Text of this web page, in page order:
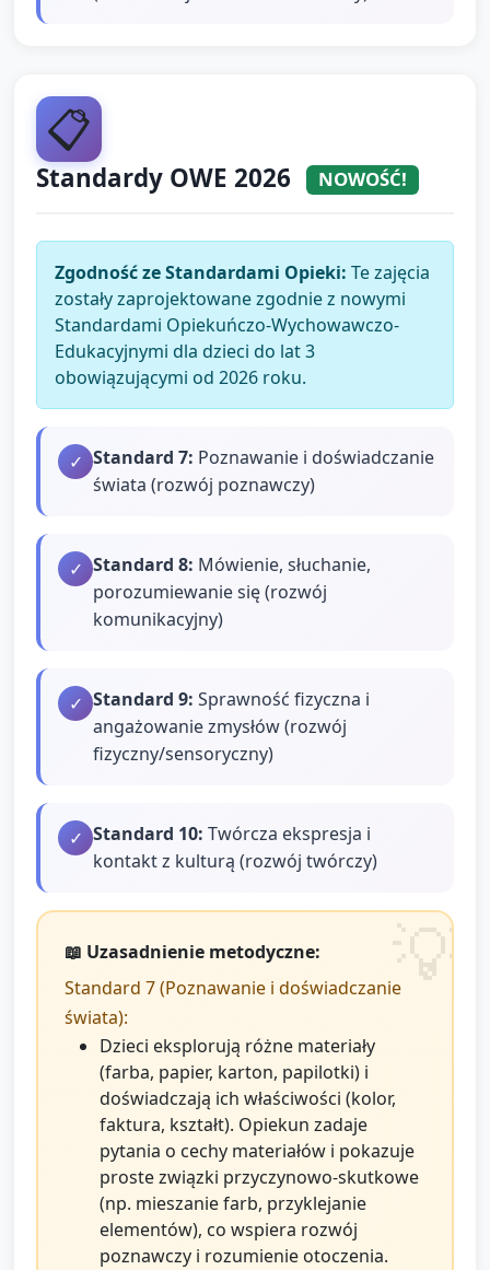
📋
Standardy OWE 2026 NOWOŚĆ!
Zgodność ze Standardami Opieki: Te zajęcia
zostały zaprojektowane zgodnie z nowymi
Standardami Opiekuńczo-Wychowawczo-
Edukacyjnymi dla dzieci do lat 3
obowiązującymi od 2026 roku.
✓ Standard 7: Poznawanie i doświadczanie
świata (rozwój poznawczy)
✓ Standard 8: Mówienie, słuchanie,
porozumiewanie się (rozwój
komunikacyjny)
✓ Standard 9: Sprawność fizyczna i
angażowanie zmysłów (rozwój
fizyczny/sensoryczny)
✓ Standard 10: Twórcza ekspresja i
kontakt z kulturą (rozwój twórczy)
📖 Uzasadnienie metodyczne:
Standard 7 (Poznawanie i doświadczanie
świata):
Dzieci eksplorują różne materiały
(farba, papier, karton, papilotki) i
doświadczają ich właściwości (kolor,
faktura, kształt). Opiekun zadaje
pytania o cechy materiałów i pokazuje
proste związki przyczynowo-skutkowe
(np. mieszanie farb, przyklejanie
elementów), co wspiera rozwój
poznawczy i rozumienie otoczenia.